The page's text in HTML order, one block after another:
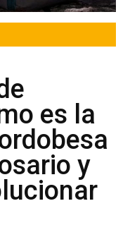
es la
y